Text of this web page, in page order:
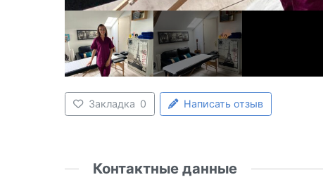
Закладка 0 Написать отзыв
Контактные данные